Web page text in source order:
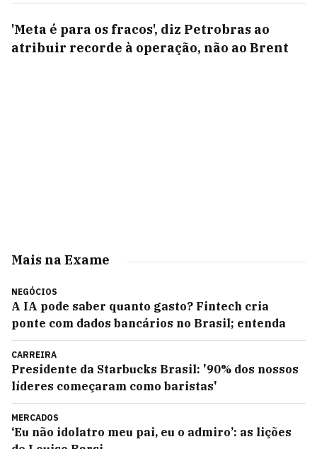
'Meta é para os fracos', diz Petrobras ao
atribuir recorde à operação, não ao Brent
Mais na Exame
NEGÓCIOS
A IA pode saber quanto gasto? Fintech cria
ponte com dados bancários no Brasil; entenda
CARREIRA
Presidente da Starbucks Brasil: '90% dos nossos
líderes começaram como baristas'
MERCADOS
‘Eu não idolatro meu pai, eu o admiro’: as lições